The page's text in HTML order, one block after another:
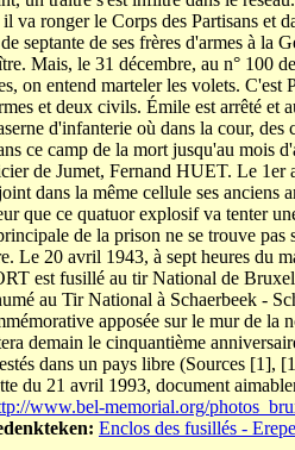
va ronger le Corps des Partisans et
septante de ses frères d'armes à la
Mais, le 31 décembre, au n° 100
on entend marteler les volets.
et deux civils. Émile est arrêté et
d'infanterie où dans la cour,
ce camp de la mort jusqu'au mois
de Jumet, Fernand HUET. Le
dans la même cellule ses
que ce quatuor explosif va tenter
de la prison ne se trouve pas
Le 20 avril 1943, à sept heures du
est fusillé au tir National de
au Tir National à Schaerbeek -
apposée sur le mur de la
demain le cinquantième
dans un pays libre (Sources
du 21 avril 1993, document
www.bel-memorial.org/
Enclos des fusillés -